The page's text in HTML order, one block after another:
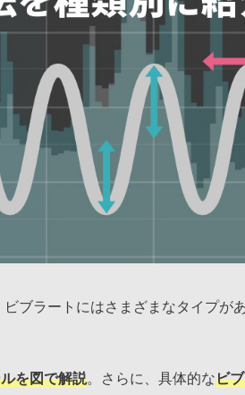
ブラートにはさまざまなタイプが
を図で解説。さらに、具体的なビ